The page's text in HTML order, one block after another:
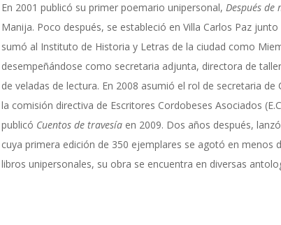
En 2001 publicó su primer poemario unipersonal, Después de
Manija. Poco después, se estableció en Villa Carlos Paz
sumó al Instituto de Historia y Letras de la ciudad como
desempeñándose como secretaria adjunta, directora de
de veladas de lectura. En 2008 asumió el rol de secretaria de
la comisión directiva de Escritores Cordobeses Asociados
publicó Cuentos de travesíaen 2009. Dos años después, lanzó
cuya primera edición de 350 ejemplares se agotó en menos
libros unipersonales, su obra se encuentra en diversas